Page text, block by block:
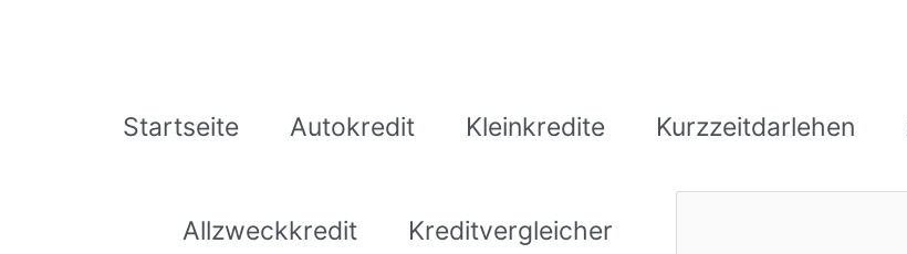
Startseite
Autokredit Kleinkredite Kurzzeitdarlehen
Allzweckkredit Kreditvergleicher